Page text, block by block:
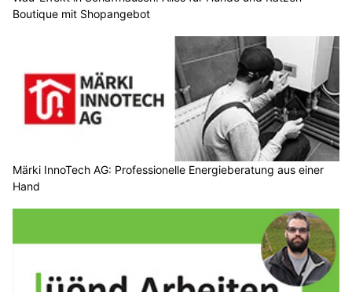
Boutique mit Shopangebot
Märki InnoTech AG: Professionelle Energieberatung aus einer
Hand